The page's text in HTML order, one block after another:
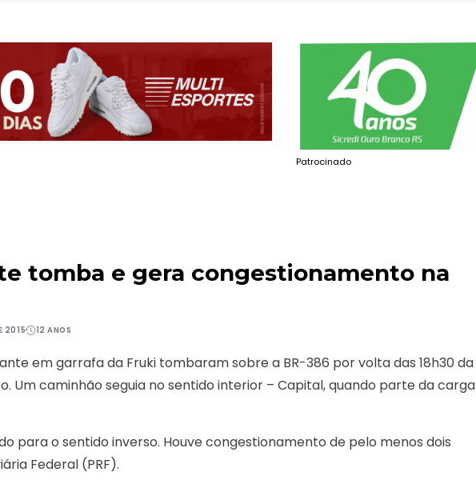
Patrocinado
tomba e gera congestionamento na
2015 12 ANOS
em garrafa da Fruki tombaram sobre a BR-386 por volta das 18h30 da
Um caminhão seguia no sentido interior – Capital, quando parte da carga
para o sentido inverso. Houve congestionamento de pelo menos dois
Federal (PRF).